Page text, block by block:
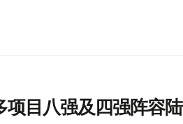
目八强及四强阵容陆